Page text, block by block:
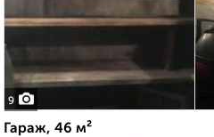
9
Гараж, 46 м²